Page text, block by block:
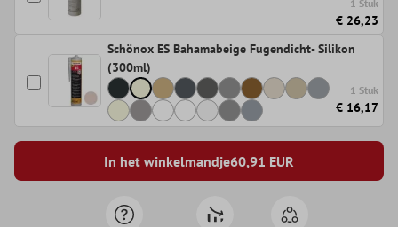
1 Stuk
€ 26,23
Schönox ES Bahamabeige Fugendicht- Silikon
(300ml)
1 Stuk
€ 16,17
In het winkelmandje60,91 EUR